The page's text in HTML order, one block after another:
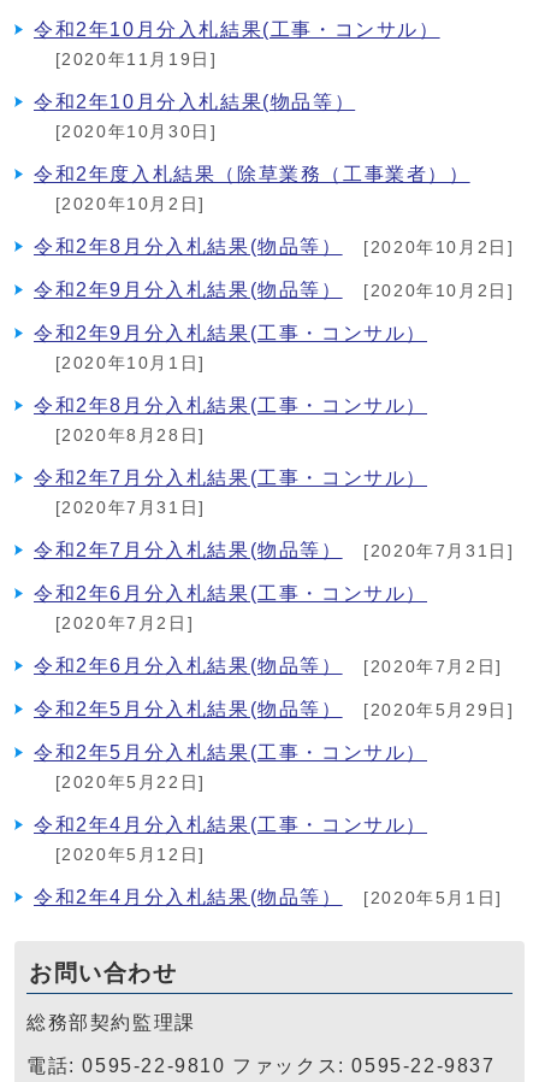
令和2年10月分入札結果(工事・コンサル）
[2020年11月19日]
令和2年10月分入札結果(物品等）
[2020年10月30日]
令和2年度入札結果（除草業務（工事業者））
[2020年10月2日]
令和2年8月分入札結果(物品等） [2020年10月2日]
令和2年9月分入札結果(物品等） [2020年10月2日]
令和2年9月分入札結果(工事・コンサル）
[2020年10月1日]
令和2年8月分入札結果(工事・コンサル）
[2020年8月28日]
令和2年7月分入札結果(工事・コンサル）
[2020年7月31日]
令和2年7月分入札結果(物品等） [2020年7月31日]
令和2年6月分入札結果(工事・コンサル）
[2020年7月2日]
令和2年6月分入札結果(物品等） [2020年7月2日]
令和2年5月分入札結果(物品等） [2020年5月29日]
令和2年5月分入札結果(工事・コンサル）
[2020年5月22日]
令和2年4月分入札結果(工事・コンサル）
[2020年5月12日]
令和2年4月分入札結果(物品等） [2020年5月1日]
お問い合わせ
総務部契約監理課
電話: 0595-22-9810 ファックス: 0595-22-9837